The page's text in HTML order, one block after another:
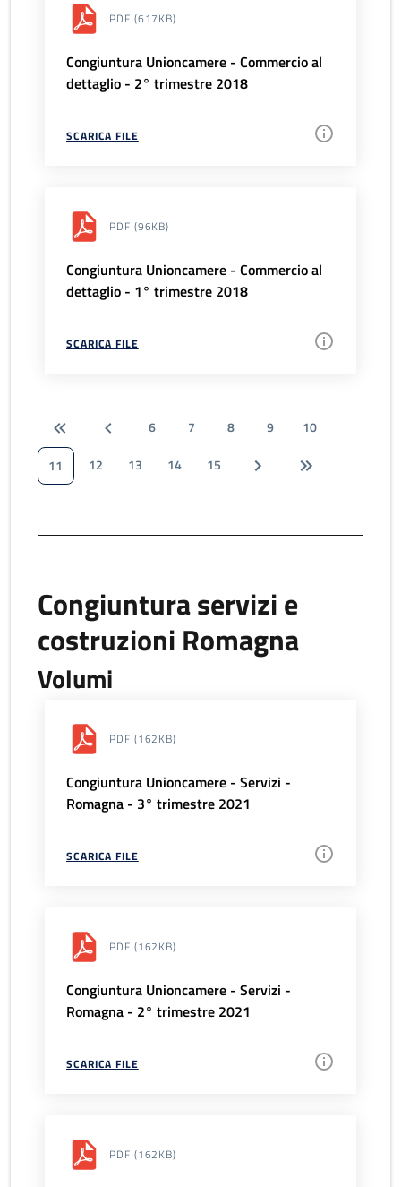
PDF (617KB)
Congiuntura Unioncamere - Commercio al
dettaglio - 2° trimestre 2018
SCARICA FILE
PDF (96KB)
Congiuntura Unioncamere - Commercio al
dettaglio - 1° trimestre 2018
SCARICA FILE
6 7 8 9
10
11
12 13 14 15
Congiuntura servizi e
costruzioni Romagna
Volumi
PDF (162KB)
Congiuntura Unioncamere - Servizi -
Romagna - 3° trimestre 2021
SCARICA FILE
PDF (162KB)
Congiuntura Unioncamere - Servizi -
Romagna - 2° trimestre 2021
SCARICA FILE
PDF (162KB)